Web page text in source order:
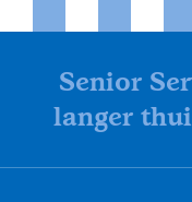
Senior
langer